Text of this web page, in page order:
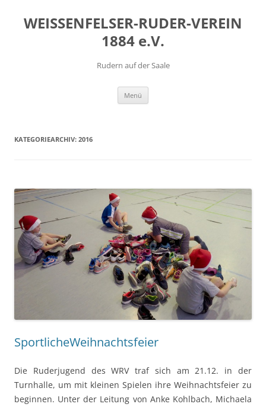
springen
WEISSENFELSER-RUDER-VEREIN
1884 e.V.
Rudern auf der Saale
Menü
KATEGORIEARCHIV: 2016
SportlicheWeihnachtsfeier
Die Ruderjugend des WRV traf sich am 21.12. in der
Turnhalle, um mit kleinen Spielen ihre Weihnachtsfeier zu
beginnen. Unter der Leitung von Anke Kohlbach, Michaela